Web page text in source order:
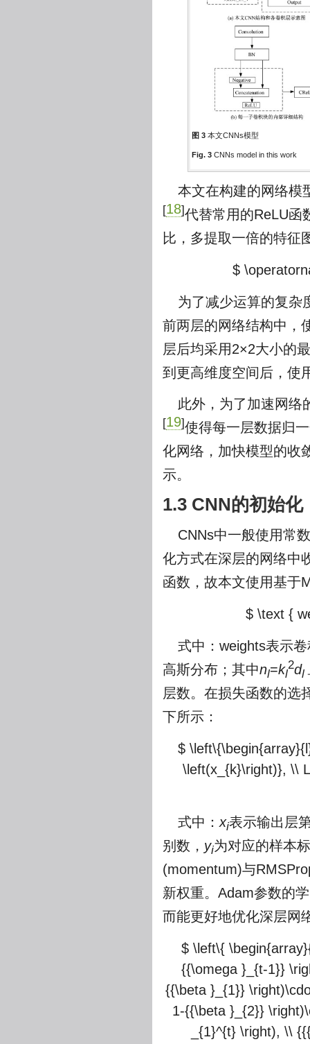
图 3 本文CNNs模型
Fig. 3 CNNs model in this work
本文在构建的网络模
[18]代替常用的ReLU函
比，多提取一倍的特征
$
为了减少运算的复杂
前两层的网络结构中，
层后均采用2×2大小的
到更高维度空间后，使
此外，为了加速网络
[19]使得每一层数据归
化网络，加快模型的收
示。
1.3 CNN的初始
CNNs中一般使用常
化方式在深层的网络中
函数，故本文使用基于
$ \text {
式中：weights表示
高斯分布；其中nl=kl
2dl
层数。在损失函数的选
下所示：
$
\left(x_{k}\right)}, \\
式中： xi表示输出层
别数， yi为对应的样本
(momentum)与
新权重。Adam参数的
而能更好地优化深层网
$ \left\{
{{\omega }_{t-1}}
{{\beta }_{1}}
1-{{\beta }_{2}}
_{1}^{t} \right), \\